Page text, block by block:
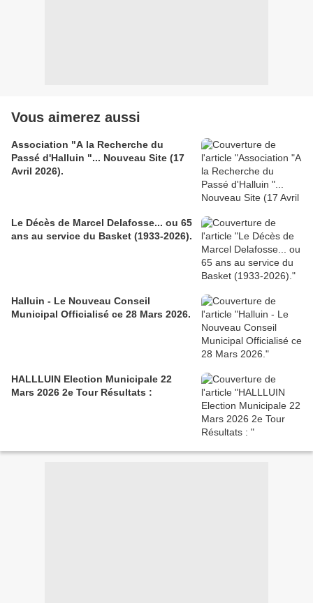
Vous aimerez aussi
Association "A la Recherche du
Passé d'Halluin "... Nouveau Site (17
Avril 2026).
Le Décès de Marcel Delafosse... ou 65
ans au service du Basket (1933-2026).
Halluin - Le Nouveau Conseil
Municipal Officialisé ce 28 Mars 2026.
HALLLUIN Election Municipale 22
Mars 2026 2e Tour Résultats :